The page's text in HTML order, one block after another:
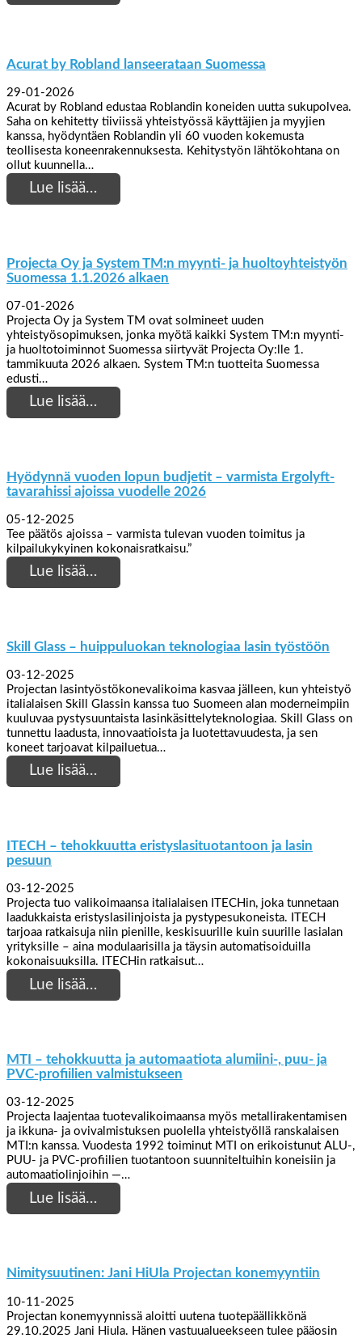
Acurat by Robland lanseerataan Suomessa
29-01-2026
Acurat by Robland edustaa Roblandin koneiden uutta sukupolvea.
Saha on kehitetty tiiviissä yhteistyössä käyttäjien ja myyjien
kanssa, hyödyntäen Roblandin yli 60 vuoden kokemusta
teollisesta koneenrakennuksesta. Kehitystyön lähtökohtana on
ollut kuunnella…
Lue lisää…
Projecta Oy ja System TM:n myynti- ja huoltoyhteistyön
Suomessa 1.1.2026 alkaen
07-01-2026
Projecta Oy ja System TM ovat solmineet uuden
yhteistyösopimuksen, jonka myötä kaikki System TM:n myynti-
ja huoltotoiminnot Suomessa siirtyvät Projecta Oy:lle 1.
tammikuuta 2026 alkaen. System TM:n tuotteita Suomessa
edusti…
Lue lisää…
Hyödynnä vuoden lopun budjetit – varmista Ergolyft-
tavarahissi ajoissa vuodelle 2026
05-12-2025
Tee päätös ajoissa – varmista tulevan vuoden toimitus ja
kilpailukykyinen kokonaisratkaisu.”
Lue lisää…
Skill Glass – huippuluokan teknologiaa lasin työstöön
03-12-2025
Projectan lasintyöstökonevalikoima kasvaa jälleen, kun yhteistyö
italialaisen Skill Glassin kanssa tuo Suomeen alan moderneimpiin
kuuluvaa pystysuuntaista lasinkäsittelyteknologiaa. Skill Glass on
tunnettu laadusta, innovaatioista ja luotettavuudesta, ja sen
koneet tarjoavat kilpailuetua…
Lue lisää…
ITECH – tehokkuutta eristyslasituotantoon ja lasin
pesuun
03-12-2025
Projecta tuo valikoimaansa italialaisen ITECHin, joka tunnetaan
laadukkaista eristyslasilinjoista ja pystypesukoneista. ITECH
tarjoaa ratkaisuja niin pienille, keskisuurille kuin suurille lasialan
yrityksille – aina modulaarisilla ja täysin automatisoiduilla
kokonaisuuksilla. ITECHin ratkaisut…
Lue lisää…
MTI – tehokkuutta ja automaatiota alumiini-, puu- ja
PVC-profiilien valmistukseen
03-12-2025
Projecta laajentaa tuotevalikoimaansa myös metallirakentamisen
ja ikkuna- ja ovivalmistuksen puolella yhteistyöllä ranskalaisen
MTI:n kanssa. Vuodesta 1992 toiminut MTI on erikoistunut ALU-,
PUU- ja PVC-profiilien tuotantoon suunniteltuihin koneisiin ja
automaatiolinjoihin —…
Lue lisää…
Nimitysuutinen: Jani HiUla Projectan konemyyntiin
10-11-2025
Projectan konemyynnissä aloitti uutena tuotepäällikkönä
29.10.2025 Jani Hiula. Hänen vastuualueekseen tulee pääosin